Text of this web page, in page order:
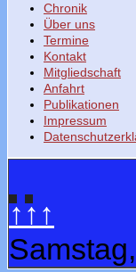
Chronik
Über uns
Termine
Kontakt
Mitgliedschaft
Anfahrt
Publikationen
Impressum
↑↑↑